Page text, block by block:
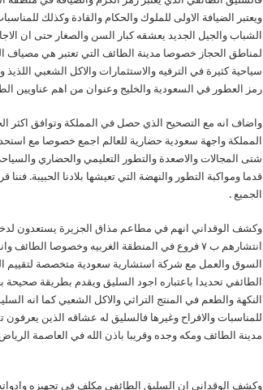
ويعتبر الضيافة الاولى للملوك والحكام والقادة وكذلك
الشباب والجيل الجديد يعشقه كبار السن والصغار حتى ان
لمناطق الحجاز خصوصا مدينة الطائف التي تعتبر هي مصياف
سياحية كثيرة في الترفيه والاستثمارات والاكل الشعبي اللذيذ
رمز العطور في السعودية والخليج وعنوان من اهم عناويين
المملكة واجهة سعودية حضارية للعالم اجمع خصوصا مع
شتى المجالات والاصعدة والتطور التعليمي والحضاري
قدما ومواكبة التطور والنهضة التي تعيشها بلادنا الحبيبة.
الجميع .
وكشف الوقداني انهم في مطاعم مذاق الجزيرة يستعدون
انتشارهم ب ٧ فروع في المنطقة الغربيه وخصوصا
السوق والعمل مع شركة استشارية سعودية متخصصة لتقييم
الطائفي تحديدا باعتباره اجود السليق ويقدم بطريقة
النكهة والطعم في المنتج التراثي والاكل الشعبي كما انه
للمناسبات والافراح وغيرها فالسليق له عشاقه الذين
مدينة الطائف ومكه وجده وقريبا باذن الله في العاصمة الرياض
وكشف الوقداني ان السليق الطائفي مكلف في تجهيزه